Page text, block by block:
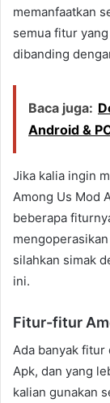
memanfaatkan
semua fitur
dibanding
Baca juga:
Android &
Jika kalia ingin
Among Us Mod
beberapa
silahkan simak
ini.
Fitur-fitur
Ada banyak fitur
Apk, dan yang
kalian gunakan